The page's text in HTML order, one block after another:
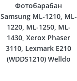
Фотобарабан
Samsung ML-1210, ML-
1220, ML-1250, ML-
1430, Xerox Phaser
3110, Lexmark E210
(WDDS1210) Welldo